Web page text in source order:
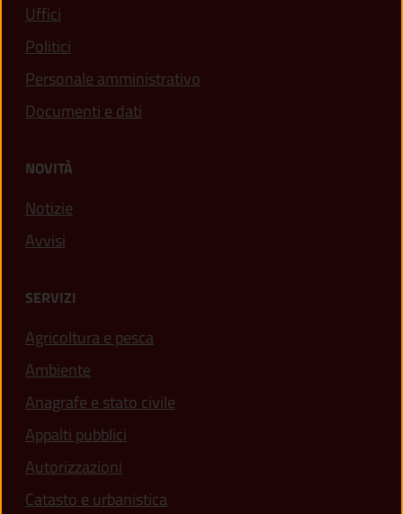
Uffici
Politici
Personale amministrativo
Documenti e dati
NOVITÀ
Notizie
Avvisi
SERVIZI
Agricoltura e pesca
Ambiente
Anagrafe e stato civile
Appalti pubblici
Autorizzazioni
Catasto e urbanistica